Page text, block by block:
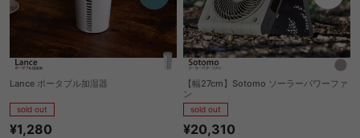
Lance ポータブル加湿器
sold out
¥1,280
【幅27cm】Sotomo ソーラーパワーファ
ン
sold out
¥20,310